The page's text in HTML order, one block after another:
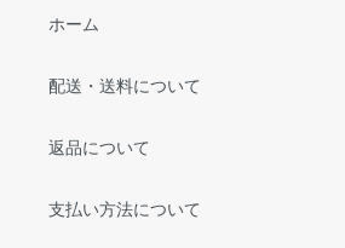
ホーム
配送・送料について
返品について
支払い方法について